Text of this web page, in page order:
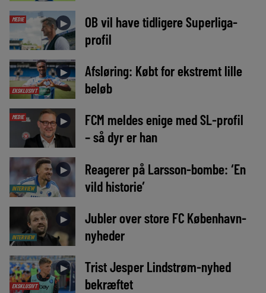
MEDIE ►
OB vil have tidligere Superliga-
profil
EKSKLUSIVT
►
Afsløring: Købt for ekstremt lille
beløb
MEDIE ►
FCM meldes enige med SL-profil
– så dyr er han
INTERVIEW
►
Reagerer på Larsson-bombe: ‘En
vild historie’
INTERVIEW
►
Jubler over store FC København-
nyheder
EKSKLUSIVT
►
Trist Jesper Lindstrøm-nyhed
bekræftet